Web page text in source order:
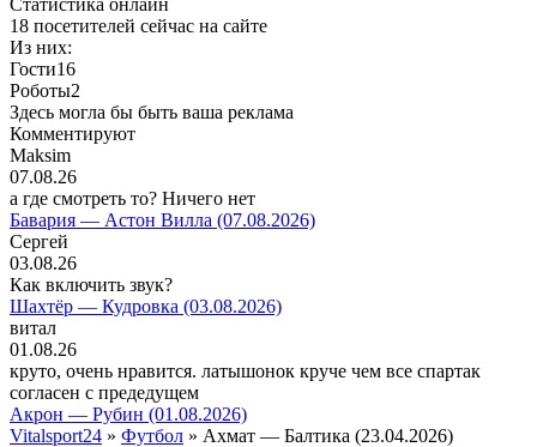
Cтатистика онлайн
18 посетителей сейчас на сайте
Из них:
Гости16
Роботы2
Здесь могла бы быть ваша реклама
Комментируют
Maksim
07.08.26
а где смотреть то? Ничего нет
Бавария — Астон Вилла (07.08.2026)
Сергей
03.08.26
Как включить звук?
Шахтёр — Кудровка (03.08.2026)
витал
01.08.26
круто, очень нравится. латышонок круче чем все спартак
согласен с предедущем
Акрон — Рубин (01.08.2026)
Vitalsport24 » Футбол » Ахмат — Балтика (23.04.2026)